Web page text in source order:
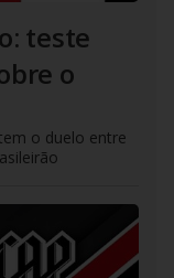
teste
o
o duelo entre